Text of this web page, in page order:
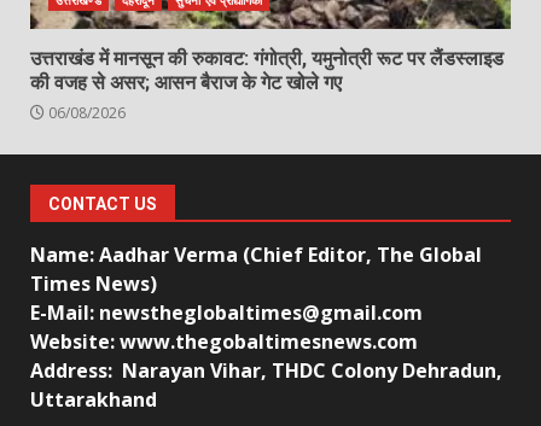
उत्तराखंड में मानसून की रुकावट: गंगोत्री, यमुनोत्री रूट पर लैंडस्लाइड
की वजह से असर; आसन बैराज के गेट खोले गए
06/08/2026
CONTACT US
Name: Aadhar Verma (Chief Editor, The Global
Times News)
E-Mail: newstheglobaltimes@gmail.com
Website: www.thegobaltimesnews.com
Address: Narayan Vihar, THDC Colony Dehradun,
Uttarakhand